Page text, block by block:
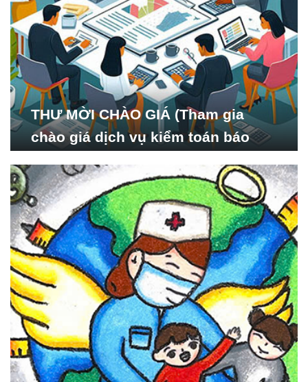
THƯ MỜI CHÀO GIÁ (Tham gia
chào giá dịch vụ kiểm toán báo
Nghiên cứu Phát triển Xã
hội_ISDS)